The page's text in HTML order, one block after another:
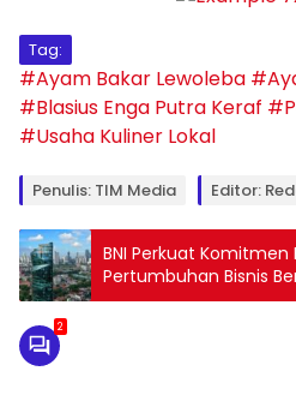
Tag:
#Ayam Bakar Lewoleba
#Blasius Enga Putra Keraf
#Usaha Kuliner Lokal
Penulis: TIM Media Editor:
BNI Perkuat Komitmen
Pertumbuhan Bisnis
Net Zero Emission
2